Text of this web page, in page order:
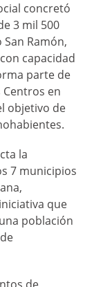
concretó
3 mil 500
Ramón,
capacidad
parte de
en
objetivo de
la
7 municipios
que
población